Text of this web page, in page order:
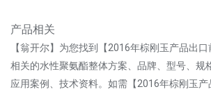
产品相关
【翁开尔】为您找到【2016年棕刚玉产品出口
相关的水性聚氨酯整体方案、品牌、型号、规
应用案例、技术资料。如需【2016年棕刚玉